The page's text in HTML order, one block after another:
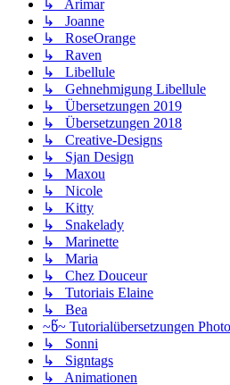
↳ Arimar
↳ Joanne
↳ RoseOrange
↳ Raven
↳ Libellule
↳ Gehnehmigung Libellule
↳ Übersetzungen 2019
↳ Übersetzungen 2018
↳ Creative-Designs
↳ Sjan Design
↳ Maxou
↳ Nicole
↳ Kitty
↳ Snakelady
↳ Marinette
↳ Maria
↳ Chez Douceur
↳ Tutoriais Elaine
↳ Bea
~წ~ Tutorialübersetzungen
↳ Sonni
↳ Signtags
↳ Animationen